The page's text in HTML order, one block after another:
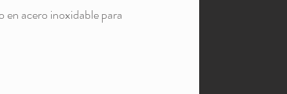
acero inoxidable para